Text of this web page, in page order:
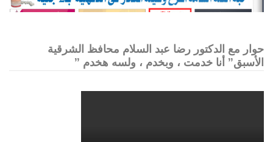
حوار مع الدكتور رضا عبد السلام محافظ الشرقية
الأسبق” أنا خدمت ، وبخدم ، ولسه هخدم ”